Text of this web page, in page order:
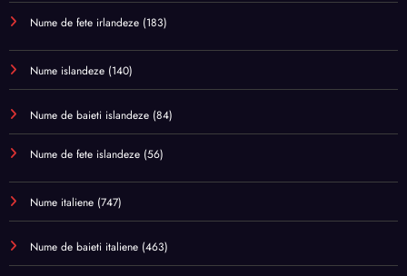
Nume de fete irlandeze (183)
Nume islandeze (140)
Nume de baieti islandeze (84)
Nume de fete islandeze (56)
Nume italiene (747)
Nume de baieti italiene (463)